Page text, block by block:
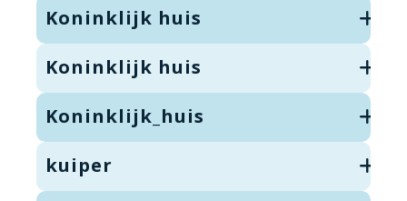
Koninklijk huis
Koninklijk huis
Koninklijk_huis
kuiper